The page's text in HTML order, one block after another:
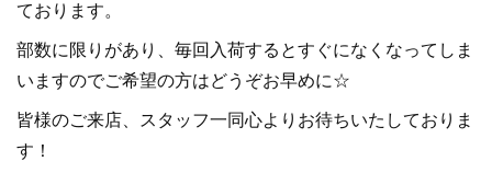
ております。
部数に限りがあり、毎回入荷するとすぐになくなってしま
いますのでご希望の方はどうぞお早めに☆
皆様のご来店、スタッフ一同心よりお待ちいたしておりま
す！